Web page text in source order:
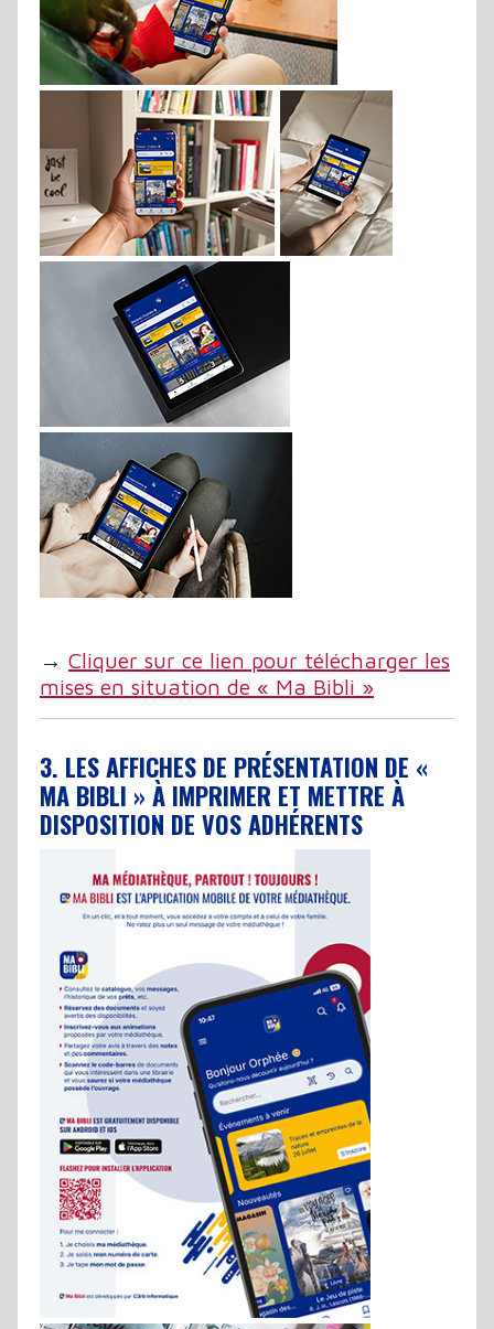
→ Cliquer sur ce lien pour télécharger les
mises en situation de « Ma Bibli »
3. LES AFFICHES DE PRÉSENTATION DE «
MA BIBLI » À IMPRIMER ET METTRE À
DISPOSITION DE VOS ADHÉRENTS